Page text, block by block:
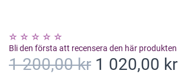
Bli den första att recensera den här produkten
1 200,00 kr 1 020,00 kr